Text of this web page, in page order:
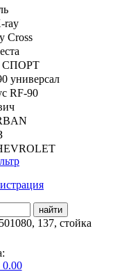
ray
Cross
СПОРТ
универсал
RF-90
найти
, 137, стойка
0.00